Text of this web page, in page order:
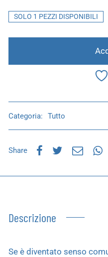
SOLO 1 PEZZI DISPONIBILI
Categoria: Tutto
Share
Descrizione
Se è diventato senso